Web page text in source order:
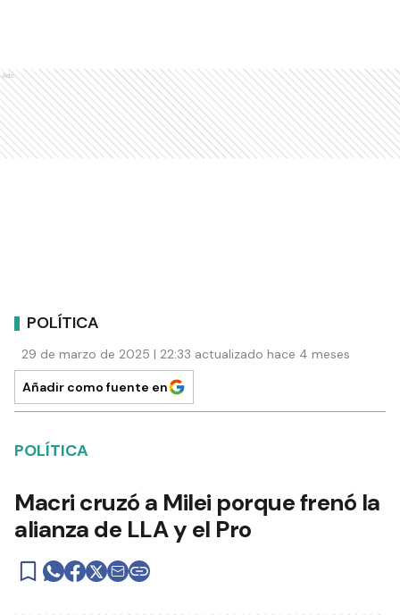
Ads
POLÍTICA
29 de marzo de 2025 | 22:33 actualizado hace 4 meses
Añadir como fuente en
POLÍTICA
Macri cruzó a Milei porque frenó la
alianza de LLA y el Pro